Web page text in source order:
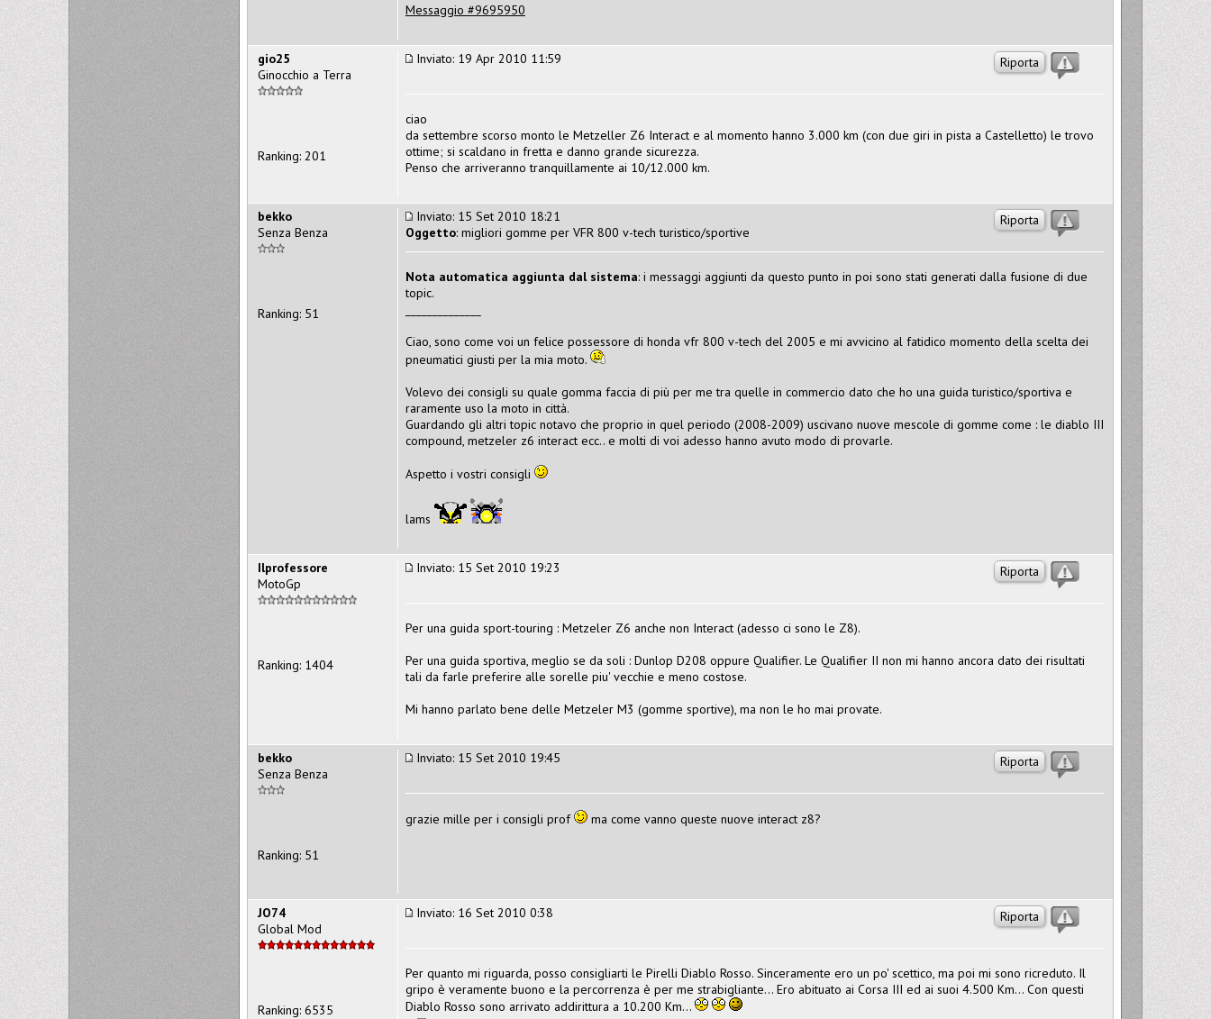
Messaggio #9695950
Riporta
Inviato: 19 Apr 2010 11:59
ciao
da settembre scorso monto le Metzeller Z6 Interact e al momento hanno 3.000 km (con due giri in pista a Castelletto) le trovo
ottime; si scaldano in fretta e danno grande sicurezza.
Penso che arriveranno tranquillamente ai 10/12.000 km.
gio25
Ginocchio a Terra
Ranking: 201
Riporta
Inviato: 15 Set 2010 18:21
Oggetto: migliori gomme per VFR 800 v-tech turistico/sportive
Nota automatica aggiunta dal sistema: i messaggi aggiunti da questo punto in poi sono stati generati dalla fusione di due
topic.
Ciao, sono come voi un felice possessore di honda vfr 800 v-tech del 2005 e mi avvicino al fatidico momento della scelta dei
pneumatici giusti per la mia moto.
Volevo dei consigli su quale gomma faccia di più per me tra quelle in commercio dato che ho una guida turistico/sportiva e
raramente uso la moto in città.
Guardando gli altri topic notavo che proprio in quel periodo (2008-2009) uscivano nuove mescole di gomme come : le diablo III
compound, metzeler z6 interact ecc.. e molti di voi adesso hanno avuto modo di provarle.
Aspetto i vostri consigli
lams
bekko
Senza Benza
Ranking: 51
Riporta
Inviato: 15 Set 2010 19:23
Per una guida sport-touring : Metzeler Z6 anche non Interact (adesso ci sono le Z8).
Per una guida sportiva, meglio se da soli : Dunlop D208 oppure Qualifier. Le Qualifier II non mi hanno ancora dato dei risultati
tali da farle preferire alle sorelle piu' vecchie e meno costose.
Mi hanno parlato bene delle Metzeler M3 (gomme sportive), ma non le ho mai provate.
Ilprofessore
MotoGp
Ranking: 1404
Riporta
Inviato: 15 Set 2010 19:45
grazie mille per i consigli prof ma come vanno queste nuove interact z8?
bekko
Senza Benza
Ranking: 51
Riporta
Inviato: 16 Set 2010 0:38
Per quanto mi riguarda, posso consigliarti le Pirelli Diablo Rosso. Sinceramente ero un po' scettico, ma poi mi sono ricreduto. Il
gripo è veramente buono e la percorrenza è per me strabigliante... Ero abituato ai Corsa III ed ai suoi 4.500 Km... Con questi
Diablo Rosso sono arrivato addirittura a 10.200 Km...
JO74
Global Mod
Ranking: 6535